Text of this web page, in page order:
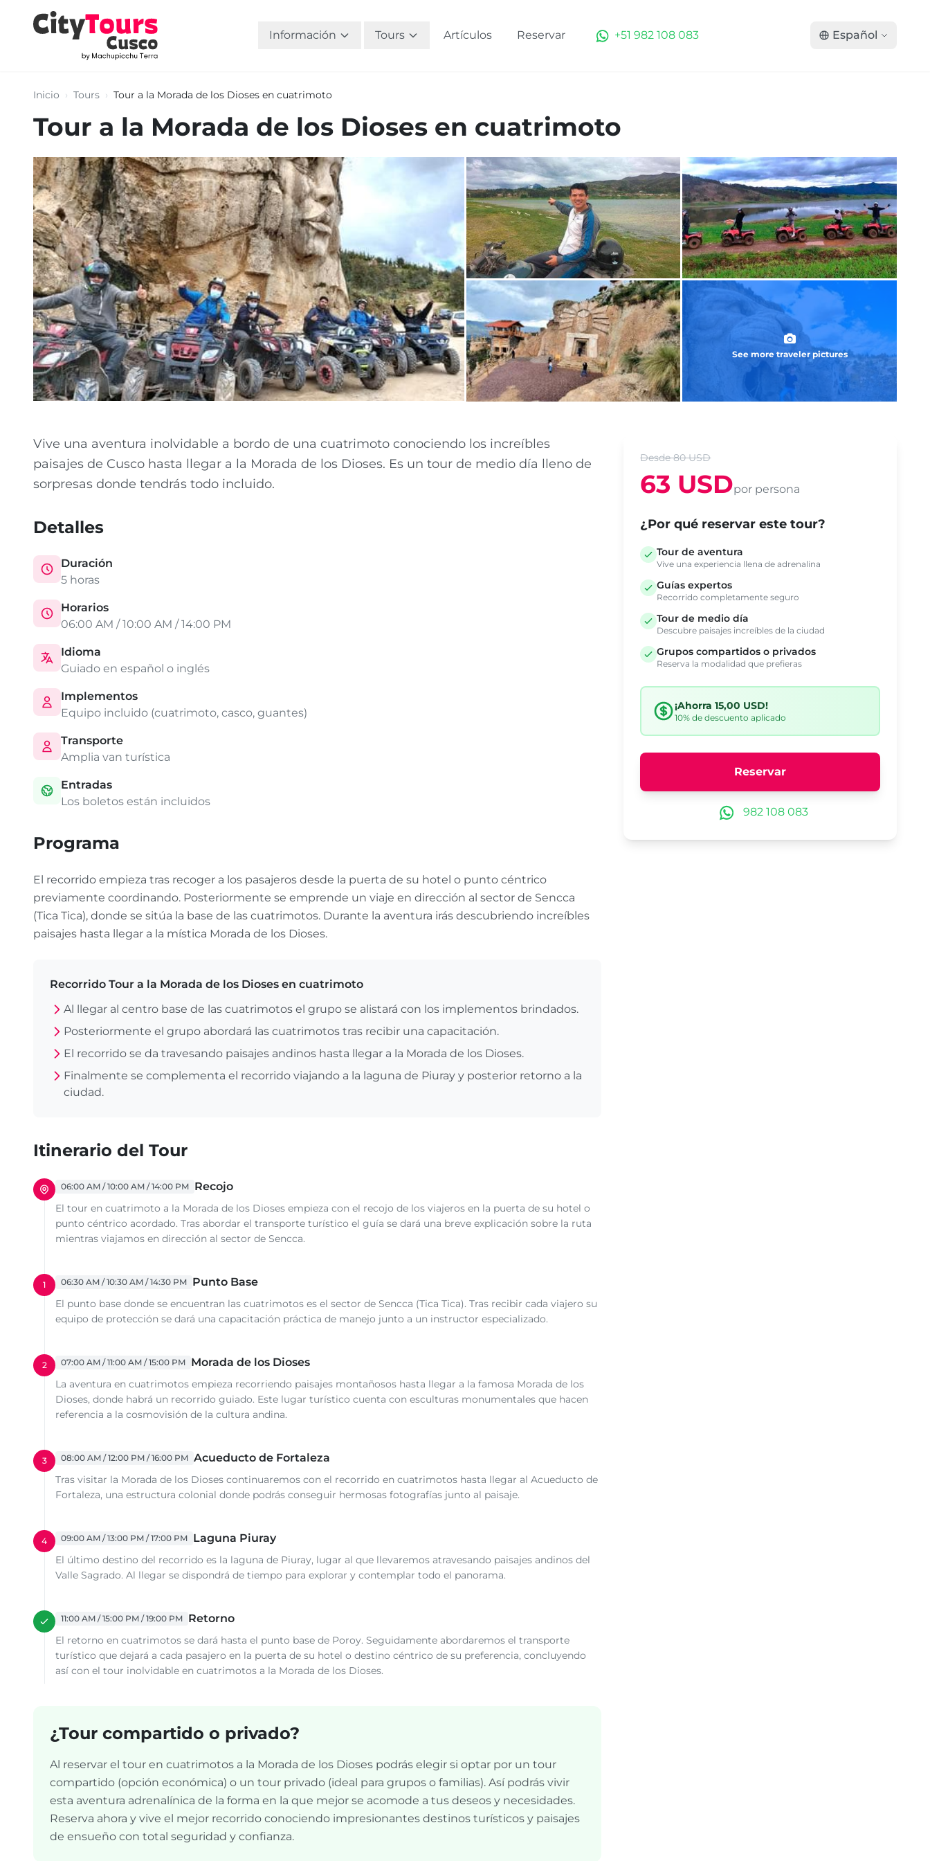
Información Tours Artículos Reservar +51 982 108 083 Español
Inicio › Tours › Tour a la Morada de los Dioses en cuatrimoto
Tour a la Morada de los Dioses en cuatrimoto
See more traveler pictures
Vive una aventura inolvidable a bordo de una cuatrimoto conociendo los increíbles
paisajes de Cusco hasta llegar a la Morada de los Dioses. Es un tour de medio día lleno de
sorpresas donde tendrás todo incluido.
Detalles
Duración
5 horas
Horarios
06:00 AM / 10:00 AM / 14:00 PM
Idioma
Guiado en español o inglés
Implementos
Equipo incluido (cuatrimoto, casco, guantes)
Transporte
Amplia van turística
Entradas
Los boletos están incluidos
Programa
El recorrido empieza tras recoger a los pasajeros desde la puerta de su hotel o punto céntrico
previamente coordinando. Posteriormente se emprende un viaje en dirección al sector de Sencca
(Tica Tica), donde se sitúa la base de las cuatrimotos. Durante la aventura irás descubriendo increíbles
paisajes hasta llegar a la mística Morada de los Dioses.
Recorrido Tour a la Morada de los Dioses en cuatrimoto
Al llegar al centro base de las cuatrimotos el grupo se alistará con los implementos brindados.
Posteriormente el grupo abordará las cuatrimotos tras recibir una capacitación.
El recorrido se da travesando paisajes andinos hasta llegar a la Morada de los Dioses.
Finalmente se complementa el recorrido viajando a la laguna de Piuray y posterior retorno a la
ciudad.
Itinerario del Tour
06:00 AM / 10:00 AM / 14:00 PM Recojo
El tour en cuatrimoto a la Morada de los Dioses empieza con el recojo de los viajeros en la puerta de su hotel o
punto céntrico acordado. Tras abordar el transporte turístico el guía se dará una breve explicación sobre la ruta
mientras viajamos en dirección al sector de Sencca.
1 06:30 AM / 10:30 AM / 14:30 PM Punto Base
El punto base donde se encuentran las cuatrimotos es el sector de Sencca (Tica Tica). Tras recibir cada viajero su
equipo de protección se dará una capacitación práctica de manejo junto a un instructor especializado.
2 07:00 AM / 11:00 AM / 15:00 PM Morada de los Dioses
La aventura en cuatrimotos empieza recorriendo paisajes montañosos hasta llegar a la famosa Morada de los
Dioses, donde habrá un recorrido guiado. Este lugar turístico cuenta con esculturas monumentales que hacen
referencia a la cosmovisión de la cultura andina.
3 08:00 AM / 12:00 PM / 16:00 PM Acueducto de Fortaleza
Tras visitar la Morada de los Dioses continuaremos con el recorrido en cuatrimotos hasta llegar al Acueducto de
Fortaleza, una estructura colonial donde podrás conseguir hermosas fotografías junto al paisaje.
4 09:00 AM / 13:00 PM / 17:00 PM Laguna Piuray
El último destino del recorrido es la laguna de Piuray, lugar al que llevaremos atravesando paisajes andinos del
Valle Sagrado. Al llegar se dispondrá de tiempo para explorar y contemplar todo el panorama.
11:00 AM / 15:00 PM / 19:00 PM Retorno
El retorno en cuatrimotos se dará hasta el punto base de Poroy. Seguidamente abordaremos el transporte
turístico que dejará a cada pasajero en la puerta de su hotel o destino céntrico de su preferencia, concluyendo
así con el tour inolvidable en cuatrimotos a la Morada de los Dioses.
¿Tour compartido o privado?
Al reservar el tour en cuatrimotos a la Morada de los Dioses podrás elegir si optar por un tour
compartido (opción económica) o un tour privado (ideal para grupos o familias). Así podrás vivir
esta aventura adrenalínica de la forma en la que mejor se acomode a tus deseos y necesidades.
Reserva ahora y vive el mejor recorrido conociendo impresionantes destinos turísticos y paisajes
de ensueño con total seguridad y confianza.
Desde 80 USD
63 USDpor persona
¿Por qué reservar este tour?
Tour de aventura
Vive una experiencia llena de adrenalina
Guías expertos
Recorrido completamente seguro
Tour de medio día
Descubre paisajes increíbles de la ciudad
Grupos compartidos o privados
Reserva la modalidad que prefieras
¡Ahorra 15,00 USD!
10% de descuento aplicado
Reservar
982 108 083